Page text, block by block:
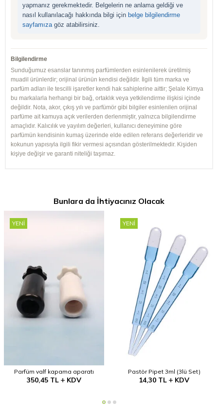
yapmanız gerekmektedir. Belgelerin ne anlama geldiği ve
nasıl kullanılacağı hakkında bilgi için belge bilgilendirme
sayfamızagöz atabilirsiniz.
Bilgilendirme
Sunduğumuz esanslar tanınmış parfümlerden esinlenilerek üretilmiş
muadil ürünlerdir; orijinal ürünün kendisi değildir. İlgili tüm marka ve
parfüm adları ile tescilli işaretler kendi hak sahiplerine aittir; Şelale Kimya
bu markalarla herhangi bir bağ, ortaklık veya yetkilendirme ilişkisi içinde
değildir. Nota, akor, çıkış yılı ve parfümör gibi bilgiler esinlenilen orijinal
parfüme ait kamuya açık verilerden derlenmiştir, yalnızca bilgilendirme
amaçlıdır. Kalıcılık ve yayılım değerleri, kullanıcı deneyimine göre
parfümün kendisinin kumaş üzerinde elde edilen referans değerleridir ve
kokunun yapısıyla ilgili fikir vermesi açısından gösterilmektedir. Kişiden
kişiye değişir ve garanti niteliği taşımaz.
Bunlara da İhtiyacınız Olacak
YENI
Parfüm valf kapama aparatı
350,45TL KDV
YENI
Pastör Pipet 3ml (3lü Set)
14,30 TL KDV